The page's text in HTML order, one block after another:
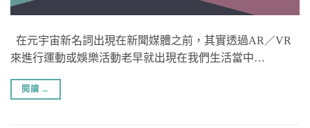
在元宇宙新名詞出現在新聞媒體之前，其實透過AR／VR
來進行運動或娛樂活動老早就出現在我們生活當中…
閱讀 →